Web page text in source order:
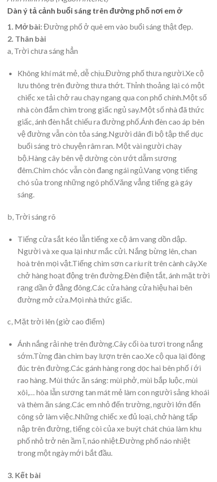
Dàn ý tả cảnh buổi sáng trên đường phố nơi em ở
1. Mở bài:Đường phố ở quê em vào buổi sáng thật đẹp.
2. Thân bài
a, Trời chưa sáng hẳn
Không khí mát mẻ, dễ chịu.Đường phố thưa người.Xe cộ
lưu thông trên đường thưa thớt. Thỉnh thoảng lại có một
chiếc xe tải chở rau chạy ngang qua con phố chính.Một số
nhà còn đắm chìm trong giấc ngủ say.Một số nhà đã thức
giấc, ánh đèn hắt chiếu ra đường phố.Ánh đèn cao áp bên
vệ đường vẫn còn tỏa sáng.Người dân đi bộ tập thể dục
buổi sáng trò chuyện râm ran. Một vài người chạy
bộ.Hàng cây bên vệ dường còn ướt dẫm sương
đêm.Chim chóc vẫn còn đang ngái ngủ.Vang vọng tiếng
chó sủa trong những ngõ phố.Văng vẳng tiếng gà gáy
sáng.
b, Trời sáng rõ
Tiếng cửa sắt kéo lẫn tiếng xe cộ âm vang dồn dập.
Người và xe qua lại như mắc cửi. Nắng bừng lên, chan
hoà trên mọi vật.Tiếng chim sơn ca ríu rít trên cành cây.Xe
chở hàng hoạt động trên đường.Đèn điện tắt, ánh mặt trời
rạng dần ở đằng đông.Các cửa hàng cửa hiệu hai bên
đường mở cửa.Mọi nhà thức giấc.
c, Mặt trời lên (giờ cao điểm)
Ánh nắng rải nhẹ trên đường.Cây cối òa tươi trong nắng
sớm.Từng đàn chim bay lượn trên cao.Xe cộ qua lại đông
đúc trên đường.Các gánh hàng rong dọc hai bên phố í ới
rao hàng. Mùi thức ăn sáng: mùi phở, mùi bắp luộc, mùi
xôi,… hòa lẫn sương tan mát mẻ làm con người sảng khoái
và thèm ăn sáng.Các em nhỏ đến trường, người lớn đến
công sở làm việc.Những chiếc xe đủ loại, chở hàng tấp
nập trên đường, tiếng còi của xe buýt chát chúa làm khu
phố nhỏ trở nên ầm ĩ, náo nhiệt.Đường phố náo nhiệt
trong một ngày mới bắt đầu.
3. Kết bài